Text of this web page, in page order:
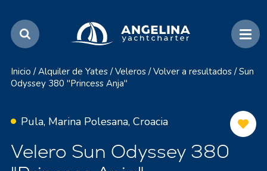
Inicio / Alquiler de Yates / Veleros / Volver a resultados / Sun
Odyssey 380 "Princess Anja"
Pula, Marina Polesana, Croacia
Velero Sun Odyssey 380